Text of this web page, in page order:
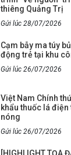
thiêng Quảng Trị
Gửi lúc 28/07/2026
Cạm bẫy ma túy
động trẻ tại khu
Gửi lúc 26/07/2026
Việt Nam Chính
khẩu thuốc lá
nóng
Gửi lúc 26/07/2026
[HIGHLIGHT TỌA